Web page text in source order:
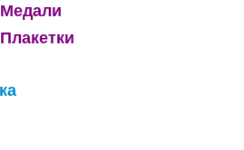
Медали
Плакетки